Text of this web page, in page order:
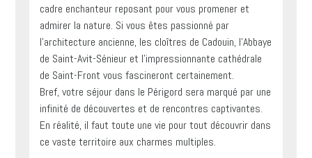
cadre enchanteur reposant pour vous promener et
admirer la nature. Si vous êtes passionné par
l’architecture ancienne, les cloîtres de Cadouin, l’Abbaye
de Saint-Avit-Sénieur et l’impressionnante cathédrale
de Saint-Front vous fascineront certainement.
Bref, votre séjour dans le Périgord sera marqué par une
infinité de découvertes et de rencontres captivantes.
En réalité, il faut toute une vie pour tout découvrir dans
ce vaste territoire aux charmes multiples.